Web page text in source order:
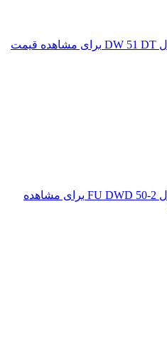
برای مشاهده قیمت
برای مشاهده